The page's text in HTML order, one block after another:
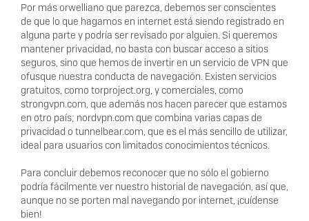
Por más orwelliano que parezca, debemos ser conscientes
de que lo que hagamos en internet está siendo registrado en
alguna parte y podría ser revisado por alguien. Si queremos
mantener privacidad, no basta con buscar acceso a sitios
seguros, sino que hemos de invertir en un servicio de VPN que
ofusque nuestra conducta de navegación. Existen servicios
gratuitos, como torproject.org, y comerciales, como
strongvpn.com, que además nos hacen parecer que estamos
en otro país; nordvpn.com que combina varias capas de
privacidad o tunnelbear.com, que es el más sencillo de utilizar,
ideal para usuarios con limitados conocimientos técnicos.
Para concluir debemos reconocer que no sólo el gobierno
podría fácilmente ver nuestro historial de navegación, así que,
aunque no se porten mal navegando por internet, ¡cuídense
bien!